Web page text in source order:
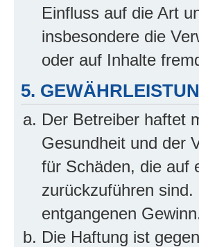
Einfluss auf die Art
insbesondere die
oder auf Inhalte
5.
Der Betreiber haftet
Gesundheit und der
für Schäden, die auf
zurückzuführen
entgangenen
Die Haftung ist